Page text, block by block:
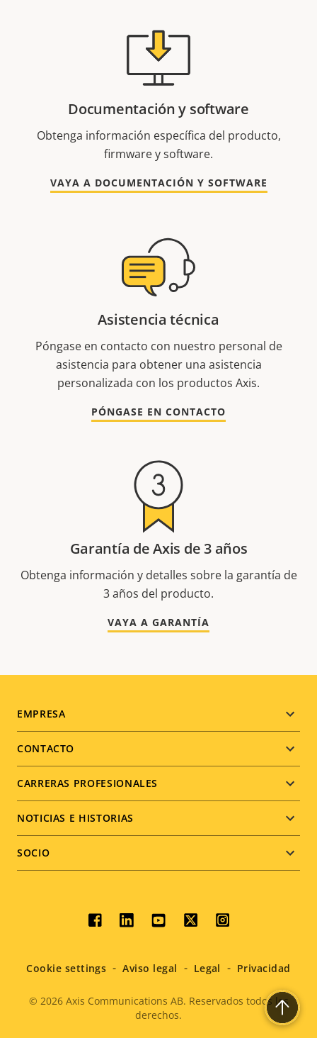
Documentación y software
Obtenga información específica del producto,
firmware y software.
VAYA A DOCUMENTACIÓN Y SOFTWARE
Asistencia técnica
Póngase en contacto con nuestro personal de
asistencia para obtener una asistencia
personalizada con los productos Axis.
PÓNGASE EN CONTACTO
Garantía de Axis de 3 años
Obtenga información y detalles sobre la garantía de
3 años del producto.
VAYA A GARANTÍA
Footer
menu
EMPRESA
CONTACTO
CARRERAS PROFESIONALES
NOTICIAS E HISTORIAS
SOCIO
Social
menu
© 2026Axis Communications AB. Reservados todos los
derechos.
Cookie settings Aviso legal Legal Privacidad